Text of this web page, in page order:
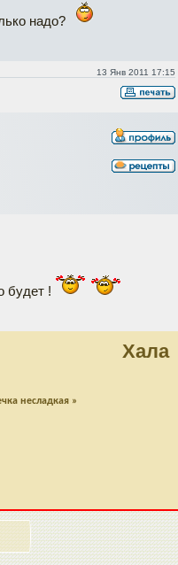
надо?
13 Янв 2011 17:15
будет !
Хала
несладкая »